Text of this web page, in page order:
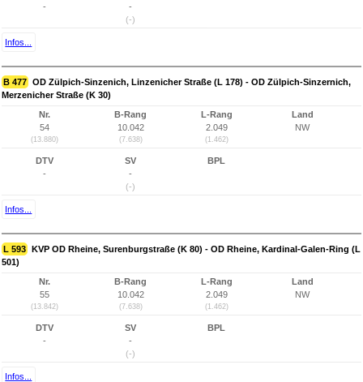
-
-
(-)
Infos...
B 477 OD Zülpich-Sinzenich, Linzenicher Straße (L 178) - OD Zülpich-Sinzernich,
Merzenicher Straße (K 30)
Nr.
54
(13.880)
B-Rang
10.042
(7.638)
L-Rang
2.049
(1.462)
Land
NW
DTV
-
SV
-
(-)
BPL
Infos...
L 593 KVP OD Rheine, Surenburgstraße (K 80) - OD Rheine, Kardinal-Galen-Ring (L
501)
Nr.
55
(13.842)
B-Rang
10.042
(7.638)
L-Rang
2.049
(1.462)
Land
NW
DTV
-
SV
-
(-)
BPL
Infos...